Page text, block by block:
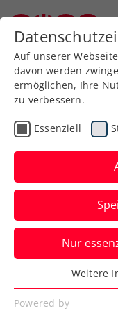
Zurück zur
Verbands-Info
Noch
neue
Die frisch
zahlreiche
laufend um
Verfasst von:
Auf unserer
davon werden
ermöglichen, Ihre
zu verbessern.
Essenziell
Nur
Essenziell
Essenzielle
Weitere
Powered by